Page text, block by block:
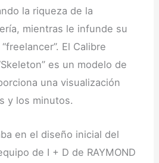
la riqueza de la
mientras le infunde su
El Calibre
es un modelo de
una visualización
y los minutos.
en el diseño inicial del
de I + D de RAYMOND